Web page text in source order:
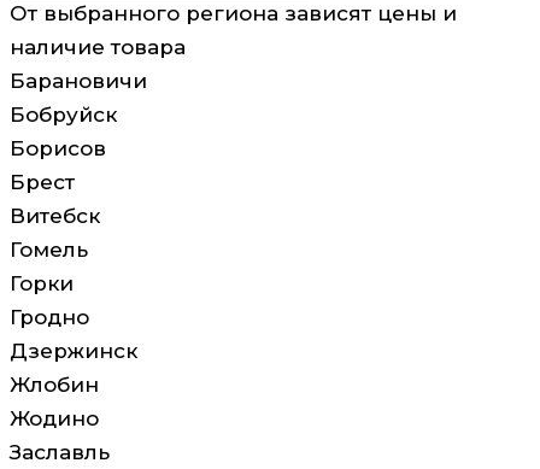
От выбранного региона зависят цены и
наличие товара
Барановичи
Бобруйск
Борисов
Брест
Витебск
Гомель
Горки
Гродно
Дзержинск
Жлобин
Жодино
Заславль